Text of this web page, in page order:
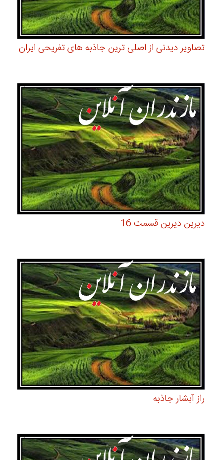
تصاویر دیدنی از اصلی ترین جاذبه های تفریحی ایران
دیرین دیرین قسمت 16
راز آبشار جاذبه